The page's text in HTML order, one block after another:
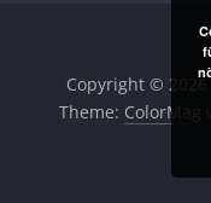
Copyright © 2026
Theme: ColorMag